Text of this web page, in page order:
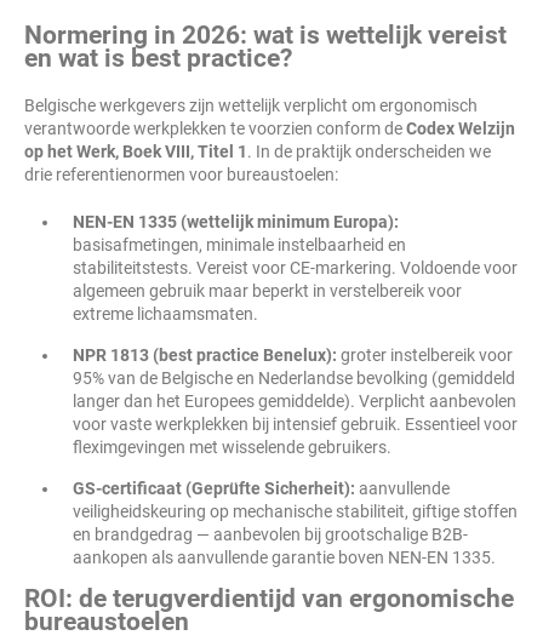
Normering in 2026: wat is wettelijk vereist
en wat is best practice?
Belgische werkgevers zijn wettelijk verplicht om ergonomisch
verantwoorde werkplekken te voorzien conform deCodex Welzijn
op het Werk, Boek VIII, Titel 1. In de praktijk onderscheiden we
drie referentienormen voor bureaustoelen:
NEN-EN 1335 (wettelijk minimum Europa):
basisafmetingen, minimale instelbaarheid en
stabiliteitstests. Vereist voor CE-markering. Voldoende voor
algemeen gebruik maar beperkt in verstelbereik voor
extreme lichaamsmaten.
NPR 1813 (best practice Benelux): groter instelbereik voor
95% van de Belgische en Nederlandse bevolking (gemiddeld
langer dan het Europees gemiddelde). Verplicht aanbevolen
voor vaste werkplekken bij intensief gebruik. Essentieel voor
fleximgevingen met wisselende gebruikers.
GS-certificaat (Geprüfte Sicherheit): aanvullende
veiligheidskeuring op mechanische stabiliteit, giftige stoffen
en brandgedrag — aanbevolen bij grootschalige B2B-
aankopen als aanvullende garantie boven NEN-EN 1335.
ROI: de terugverdientijd van ergonomische
bureaustoelen